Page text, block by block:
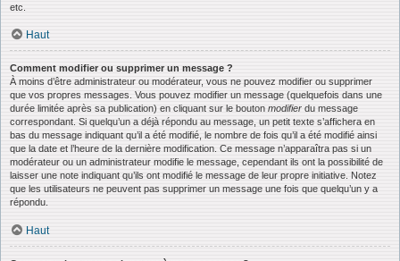
etc.
Haut
Comment modifier ou supprimer un message ?
À moins d’être administrateur ou modérateur, vous ne pouvez modifier ou supprimer
que vos propres messages. Vous pouvez modifier un message (quelquefois dans une
durée limitée après sa publication) en cliquant sur le bouton modifier du message
correspondant. Si quelqu’un a déjà répondu au message, un petit texte s’affichera en
bas du message indiquant qu’il a été modifié, le nombre de fois qu’il a été modifié ainsi
que la date et l’heure de la dernière modification. Ce message n’apparaîtra pas si un
modérateur ou un administrateur modifie le message, cependant ils ont la possibilité de
laisser une note indiquant qu’ils ont modifié le message de leur propre initiative. Notez
que les utilisateurs ne peuvent pas supprimer un message une fois que quelqu’un y a
répondu.
Haut